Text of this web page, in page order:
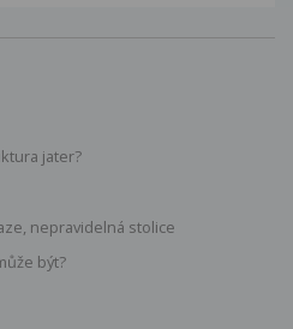
jater?
nepravidelná stolice
být?